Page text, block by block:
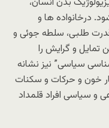
درخانواده ها و
طلبی، سلطه جوئی و
تمایل و گرایش را
سیاسی” نیز نشانه
خون و حرکات و سکنات
و سیاسی افراد قلمداد